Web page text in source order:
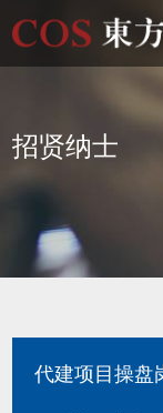
招贤纳士
代建项目操盘